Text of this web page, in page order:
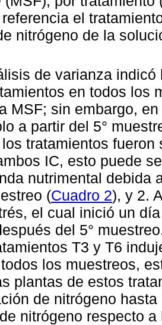
el
nitrógeno de la
de varianza
en todos los
MSF; sin embargo,
a partir del 5°
tratamientos
IC, esto puede
nutrimental debida
(Cuadro 2), y 2.
el cual inició un
del 5°
T3 y T6
los muestreos,
plantas de estos
de nitrógeno
nitrógeno respecto